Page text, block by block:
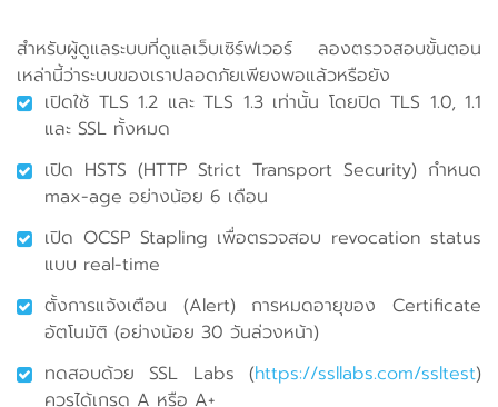
สำหรับผู้ดูแลระบบที่ดูแลเว็บเซิร์ฟเวอร์ ลองตรวจสอบขั้นตอน
เหล่านี้ว่าระบบของเราปลอดภัยเพียงพอแล้วหรือยัง
เปิดใช้ TLS 1.2 และ TLS 1.3 เท่านั้น โดยปิด TLS 1.0, 1.1
และ SSL ทั้งหมด
เปิด HSTS (HTTP Strict Transport Security) กำหนด
max-age อย่างน้อย 6 เดือน
เปิด OCSP Stapling เพื่อตรวจสอบ revocation status
แบบ real-time
ตั้งการแจ้งเตือน (Alert) การหมดอายุของ Certificate
อัตโนมัติ (อย่างน้อย 30 วันล่วงหน้า)
ทดสอบด้วย SSL Labs (https://ssllabs.com/ssltest)
ควรได้เกรด A หรือ A+